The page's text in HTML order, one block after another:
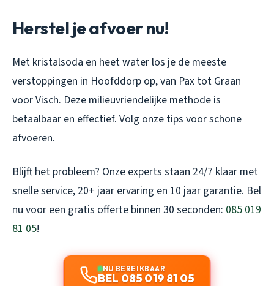
Herstel je afvoer nu!
Met kristalsoda en heet water los je de meeste
verstoppingen in Hoofddorp op, van Pax tot Graan
voor Visch. Deze milieuvriendelijke methode is
betaalbaar en effectief. Volg onze tips voor schone
afvoeren.
Blijft het probleem? Onze experts staan 24/7 klaar met
snelle service, 20+ jaar ervaring en 10 jaar garantie. Bel
nu voor een gratis offerte binnen 30 seconden: 085 019
81 05!
NU BEREIKBAAR
BEL 085 019 81 05